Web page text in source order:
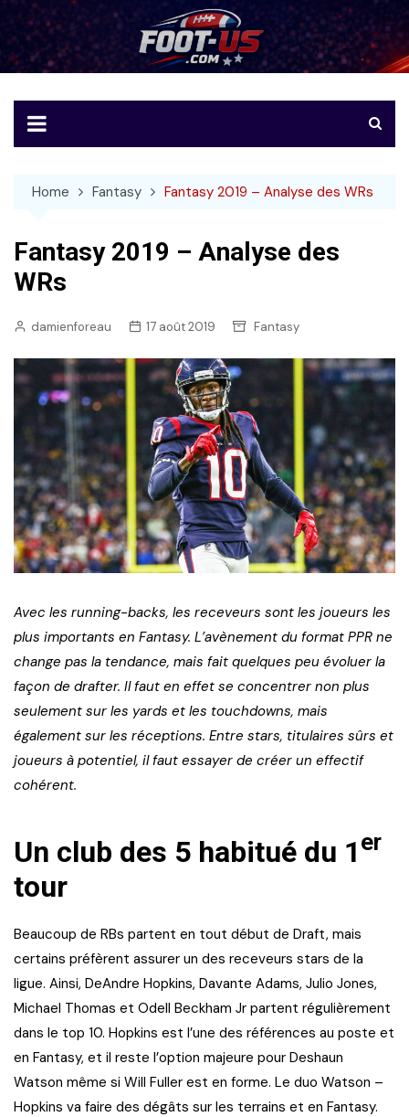
to
content
Foot-US
Le football américain en français
Home Fantasy Fantasy 2019 – Analyse des WRs
Fantasy 2019 – Analyse des
WRs
damienforeau 17 août 2019 Fantasy
Avec les running-backs, les receveurs sont les joueurs les
plus importants en Fantasy. L’avènement du format PPR ne
change pas la tendance, mais fait quelques peu évoluer la
façon de drafter. Il faut en effet se concentrer non plus
seulement sur les yards et les touchdowns, mais
également sur les réceptions. Entre stars, titulaires sûrs et
joueurs à potentiel, il faut essayer de créer un effectif
cohérent.
Un club des 5 habitué du 1 er
tour
Beaucoup de RBs partent en tout début de Draft, mais
certains préfèrent assurer un des receveurs stars de la
ligue. Ainsi, DeAndre Hopkins, Davante Adams, Julio Jones,
Michael Thomas et Odell Beckham Jr partent régulièrement
dans le top 10. Hopkins est l’une des références au poste et
en Fantasy, et il reste l’option majeure pour Deshaun
Watson même si Will Fuller est en forme. Le duo Watson –
Hopkins va faire des dégâts sur les terrains et en Fantasy.